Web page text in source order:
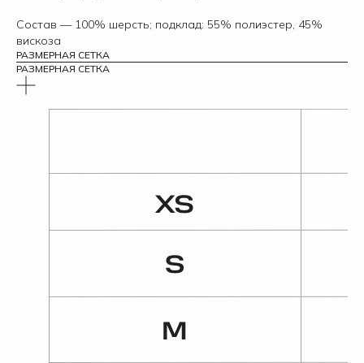
Состав — 100% шерсть; подклад: 55% полиэстер, 45%
вискоза
РАЗМЕРНАЯ СЕТКА
РАЗМЕРНАЯ СЕТКА